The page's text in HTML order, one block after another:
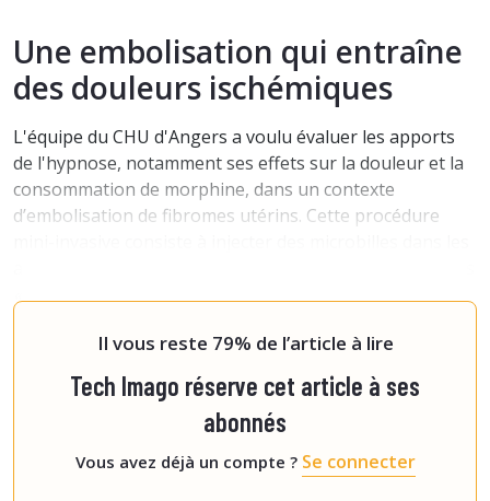
Une embolisation qui entraîne
des douleurs ischémiques
L'équipe du CHU d'Angers a voulu évaluer les apports
de l'hypnose, notamment ses effets sur la douleur et la
consommation de morphine, dans un contexte
d’embolisation de fibromes utérins. Cette procédure
Il vous reste 79% de l’article à lire
Tech Imago réserve cet article à ses
abonnés
Vous avez déjà un compte ? Se connecter